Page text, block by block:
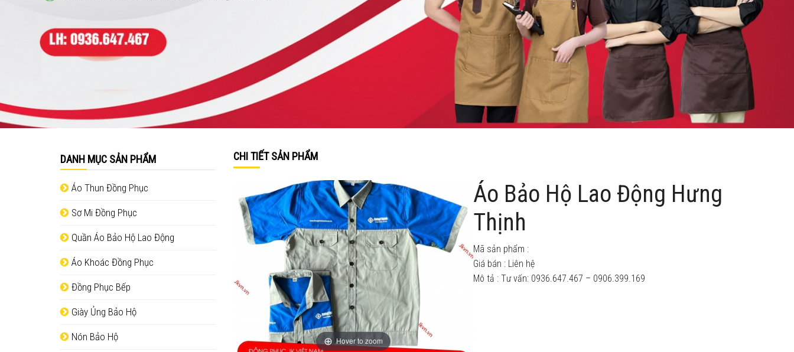
DANH MỤC SẢN PHẨM
Áo Thun Đồng Phục
Sơ Mi Đồng Phục
Quần Áo Bảo Hộ Lao Động
Áo Khoác Đồng Phục
Đồng Phục Bếp
Giày Ủng Bảo Hộ
Nón Bảo Hộ
CHI TIẾT SẢN PHẨM
Hover to zoom
Áo Bảo Hộ Lao Động Hưng
Thịnh
Mã sản phẩm :
Giá bán : Liên hệ
Mô tả : Tư vấn: 0936.647.467 – 0906.399.169